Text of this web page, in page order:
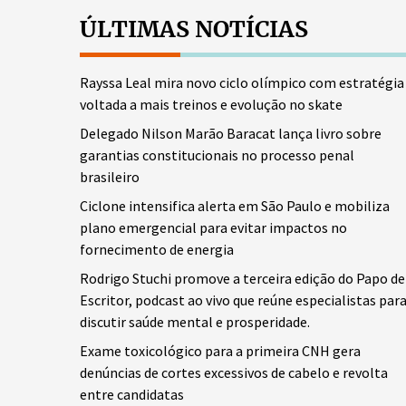
ÚLTIMAS NOTÍCIAS
Rayssa Leal mira novo ciclo olímpico com estratégia
voltada a mais treinos e evolução no skate
Delegado Nilson Marão Baracat lança livro sobre
garantias constitucionais no processo penal
brasileiro
Ciclone intensifica alerta em São Paulo e mobiliza
plano emergencial para evitar impactos no
fornecimento de energia
Rodrigo Stuchi promove a terceira edição do Papo de
Escritor, podcast ao vivo que reúne especialistas para
discutir saúde mental e prosperidade.
Exame toxicológico para a primeira CNH gera
denúncias de cortes excessivos de cabelo e revolta
entre candidatas